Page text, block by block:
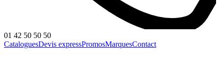
01 42 50 50 50
CataloguesDevis expressPromosMarquesContact